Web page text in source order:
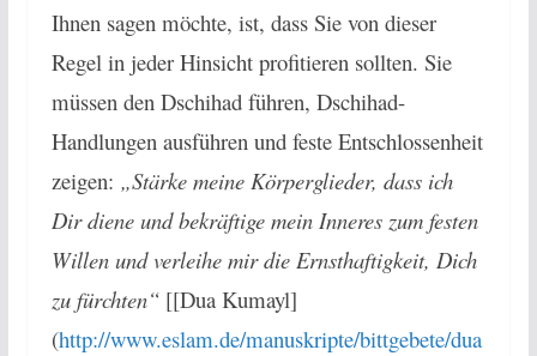
Ihnen sagen möchte, ist, dass Sie von dieser
Regel in jeder Hinsicht profitieren sollten. Sie
müssen den Dschihad führen, Dschihad-
Handlungen ausführen und feste Entschlossenheit
zeigen: „Stärke meine Körperglieder, dass ich
Dir diene und bekräftige mein Inneres zum festen
Willen und verleihe mir die Ernsthaftigkeit, Dich
zu fürchten“[[Dua Kumayl]
(http://www.eslam.de/manuskripte/bittgebete/dua